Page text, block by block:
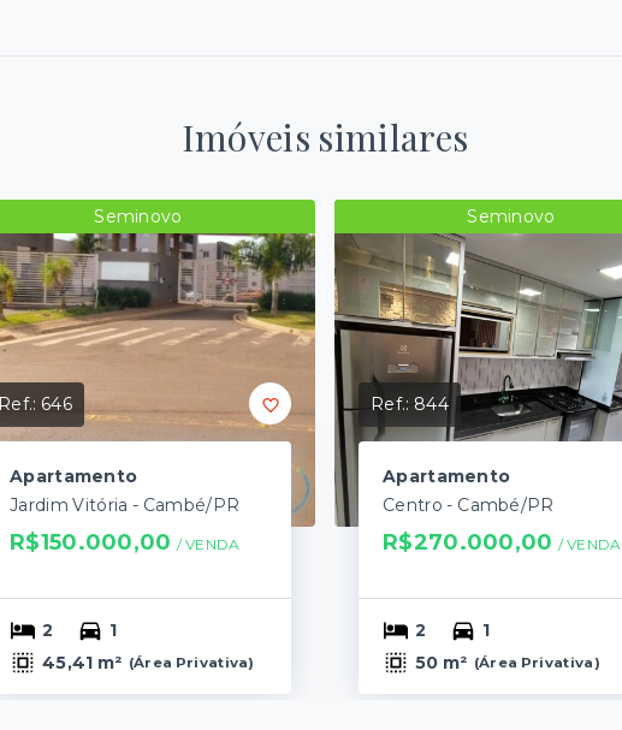
Imóveis similares
Seminovo
Ref.: 646
Apartamento
Jardim Vitória - Cambé/PR
R$150.000,00 / VENDA
2
1
45,41 m² (Área Privativa)
Seminovo
Ref.: 844
Apartamento
Centro - Cambé/PR
R$270.000,00 / VENDA
2
1
50 m² (Área Privativa)